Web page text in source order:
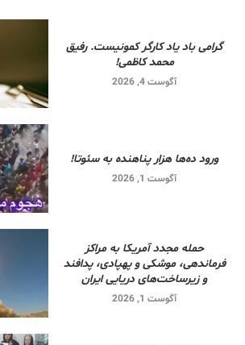
گرامی باد یاد کارگر کمونیست. رفیق
محمد کاظمی!
آگوست 4, 2026
ورود ده‌ها هزار پناهنده به سئوتا!
آگوست 1, 2026
حمله مجدد آمریکا به مراکز
فرماندهی، موشکی و پهپادی، پدافند
و زیرساخت‌های دریایی ایران
آگوست 1, 2026